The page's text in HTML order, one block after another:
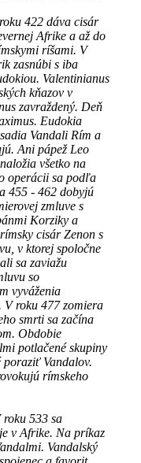
422 dáva cisár
Afrike a až do
ríšami. V
zasnúbi s iba
Valentinianus
kňazov v
zavraždený. Deň
Eudokia
Vandali Rím a
Ani pápež Leo
všetko na
operácii sa podľa
455 - 462 dobyjú
zmluve s
Korziky a
cisár Zenon s
v ktorej spoločne
sa zaviažu
so
vyváženia
V roku 477 zomiera
smrti sa začína
Obdobie
potlačené skupiny
poraziť Vandalov.
rímskeho
roku 533 sa
v Afrike. Na príkaz
Vandalský